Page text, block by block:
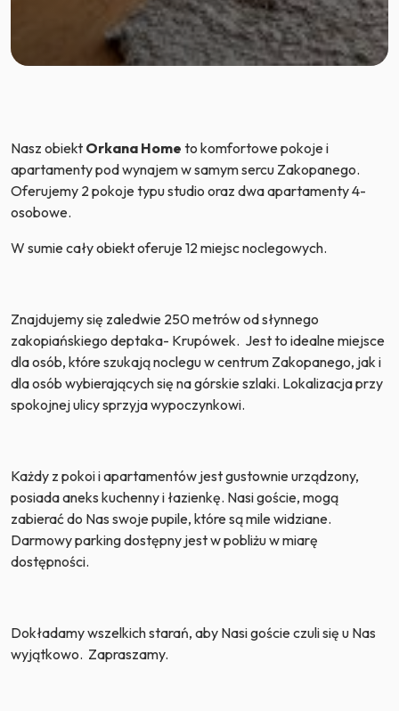
Nasz obiekt Orkana Home to komfortowe pokoje i
apartamenty pod wynajem w samym sercu Zakopanego.
Oferujemy 2 pokoje typu studio oraz dwa apartamenty 4-
osobowe.
W sumie cały obiekt oferuje 12 miejsc noclegowych.
Znajdujemy się zaledwie 250 metrów od słynnego
zakopiańskiego deptaka- Krupówek. Jest to idealne miejsce
dla osób, które szukają noclegu w centrum Zakopanego, jak i
dla osób wybierających się na górskie szlaki. Lokalizacja przy
spokojnej ulicy sprzyja wypoczynkowi.
Każdy z pokoi i apartamentów jest gustownie urządzony,
posiada aneks kuchenny i łazienkę. Nasi goście, mogą
zabierać do Nas swoje pupile, które są mile widziane.
Darmowy parking dostępny jest w pobliżu w miarę
dostępności.
Dokładamy wszelkich starań, aby Nasi goście czuli się u Nas
wyjątkowo. Zapraszamy.